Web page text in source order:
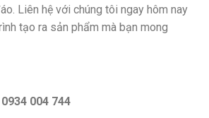
Liên hệ với chúng tôi ngay hôm nay
tạo ra sản phẩm mà bạn mong
004 744